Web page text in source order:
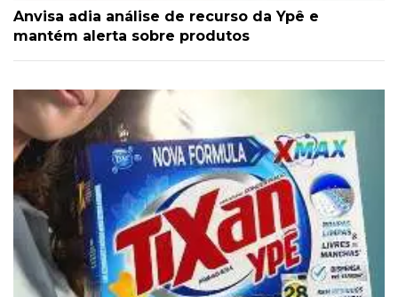
Anvisa adia análise de recurso da Ypê e
mantém alerta sobre produtos